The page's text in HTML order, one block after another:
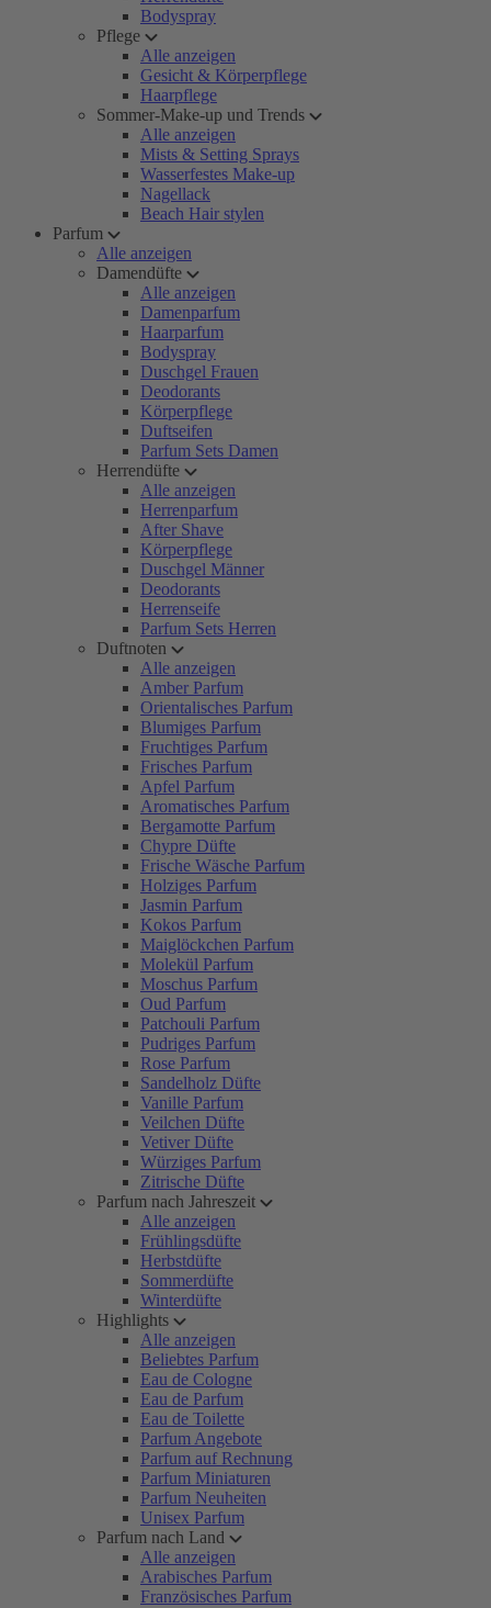
Bodyspray
Pflege
Alle anzeigen
Gesicht & Körperpflege
Haarpflege
Sommer-Make-up und Trends
Alle anzeigen
Mists & Setting Sprays
Wasserfestes Make-up
Nagellack
Beach Hair stylen
Parfum
Alle anzeigen
Damendüfte
Alle anzeigen
Damenparfum
Haarparfum
Bodyspray
Duschgel Frauen
Deodorants
Körperpflege
Duftseifen
Parfum Sets Damen
Herrendüfte
Alle anzeigen
Herrenparfum
After Shave
Körperpflege
Duschgel Männer
Deodorants
Herrenseife
Parfum Sets Herren
Duftnoten
Alle anzeigen
Amber Parfum
Orientalisches Parfum
Blumiges Parfum
Fruchtiges Parfum
Frisches Parfum
Apfel Parfum
Aromatisches Parfum
Bergamotte Parfum
Chypre Düfte
Frische Wäsche Parfum
Holziges Parfum
Jasmin Parfum
Kokos Parfum
Maiglöckchen Parfum
Molekül Parfum
Moschus Parfum
Oud Parfum
Patchouli Parfum
Pudriges Parfum
Rose Parfum
Sandelholz Düfte
Vanille Parfum
Veilchen Düfte
Vetiver Düfte
Würziges Parfum
Zitrische Düfte
Parfum nach Jahreszeit
Alle anzeigen
Frühlingsdüfte
Herbstdüfte
Sommerdüfte
Winterdüfte
Highlights
Alle anzeigen
Beliebtes Parfum
Eau de Cologne
Eau de Parfum
Eau de Toilette
Parfum Angebote
Parfum auf Rechnung
Parfum Miniaturen
Parfum Neuheiten
Unisex Parfum
Parfum nach Land
Alle anzeigen
Arabisches Parfum
Französisches Parfum